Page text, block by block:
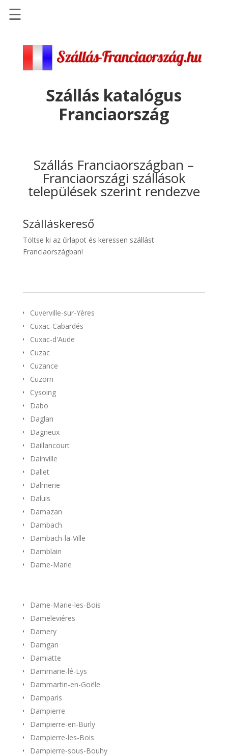
Szállások
Repülőjegy
pénzvisszatérítéssel
Discover
Cars
Transzfer
Taxi
☰
Szállás katalógus
Franciaország
Szállás Franciaországban –
Franciaországi szállások
települések szerint rendezve
Szálláskereső
Töltse ki az űrlapot és keressen szállást
Franciaországban!
Cuverville-sur-Yéres
Cuxac-Cabardés
Cuxac-d'Aude
Cuzac
Cuzance
Cuzorn
Cysoing
Dabo
Daglan
Dagneux
Daillancourt
Dainville
Dallet
Dalmerie
Daluis
Damazan
Dambach
Dambach-la-Ville
Damblain
Dame-Marie
Dame-Marie-les-Bois
Dameleviéres
Damery
Damgan
Damiatte
Dammarie-lé-Lys
Dammartin-en-Goële
Damparis
Dampierre
Dampierre-en-Burly
Dampierre-les-Bois
Dampierre-sous-Bouhy